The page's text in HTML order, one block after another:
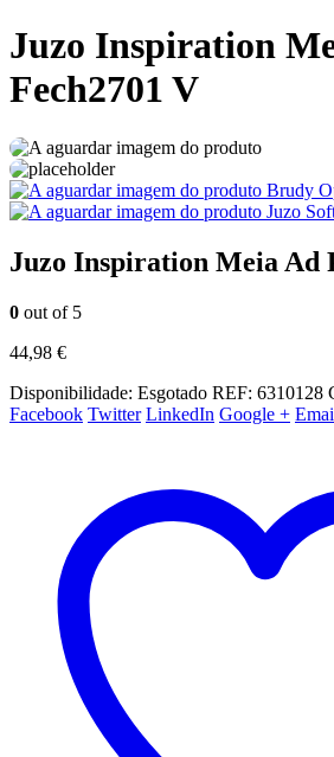
Juzo Inspiration
Fech2701 V
Brudy
Juzo
Juzo Inspiration Meia Ad
0 out of 5
44,98 €
Disponibilidade: Esgotado REF: 6310128
Facebook Twitter LinkedIn Google +